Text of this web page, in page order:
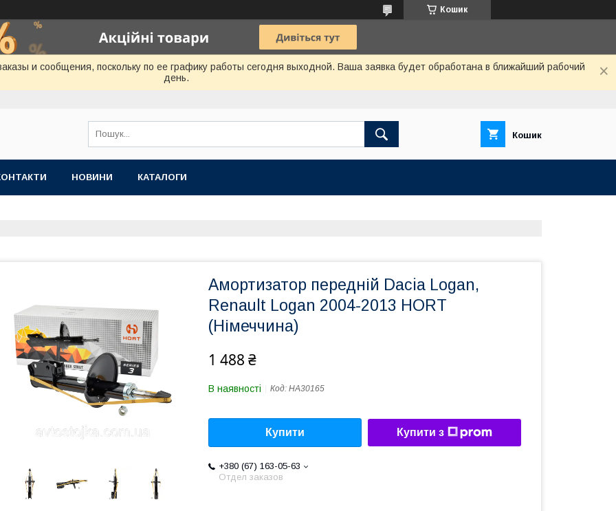
Кошик
и сообщения, поскольку по ее графику работы сегодня выходной. Ваша заявка будет обработана в ближайший рабочий
день.
Кошик
НОВИНИ КАТАЛОГИ
Амортизатор передній Dacia Logan,
Renault Logan 2004-2013 HORT
(Німеччина)
1 488 ₴
В наявності Код: HA30165
Купити Купити з
+380 (67) 163-05-63
Отдел заказов